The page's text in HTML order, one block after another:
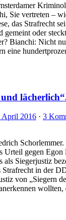
Sie vertreten –
das Strafrecht
oder
Bianchi: Nicht
eine
April 2016 · 3
Urteil gegen Egon
als Siegerjustiz
Strafrecht in der
von „Siegern
wollten,